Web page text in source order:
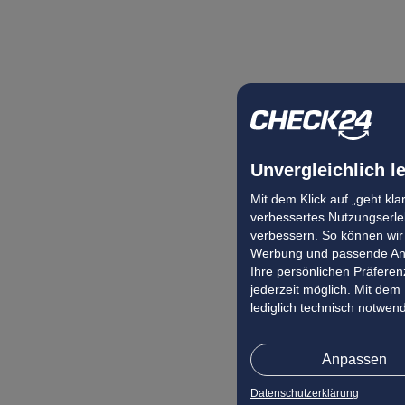
Unvergleichlich
Mit dem Klick auf „geht
verbessertes
verbessern. So können
Werbung und passende
Ihre persönlichen
jederzeit möglich. Mit dem
lediglich technisch
Anpassen
Datenschutzerklärung